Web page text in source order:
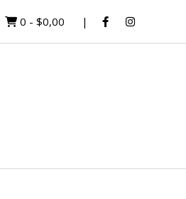
0 - $0,00